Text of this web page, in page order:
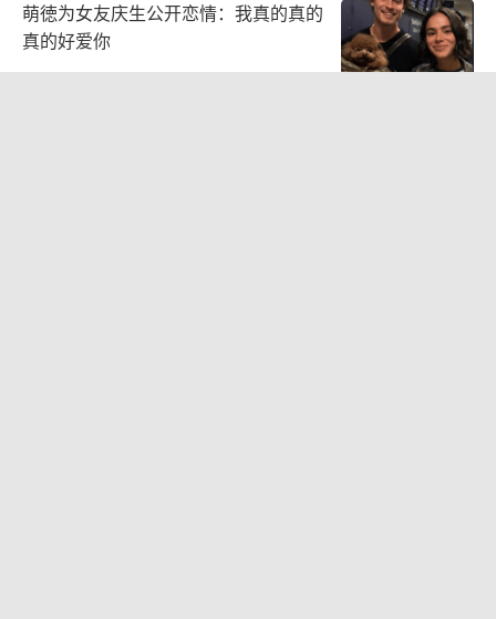
萌徳为女友庆生公开恋情：我真的真的
真的好爱你
2026-08-06 10:56:33